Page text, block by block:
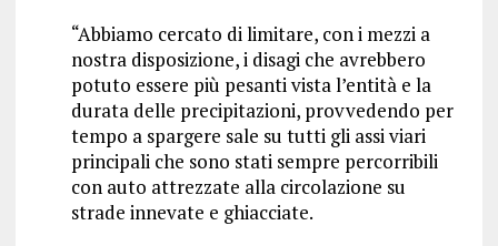
“Abbiamo cercato di limitare, con i mezzi a
nostra disposizione, i disagi che avrebbero
potuto essere più pesanti vista l’entità e la
durata delle precipitazioni, provvedendo per
tempo a spargere sale su tutti gli assi viari
principali che sono stati sempre percorribili
con auto attrezzate alla circolazione su
strade innevate e ghiacciate.